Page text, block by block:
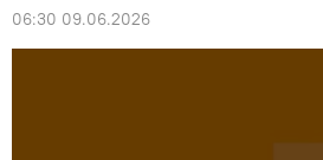
06:30 09.06.2026